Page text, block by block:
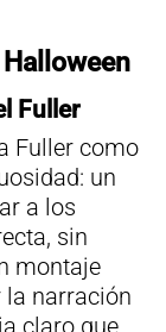
Fuller
Fuller como
un
a los
sin
montaje
la narración
claro que